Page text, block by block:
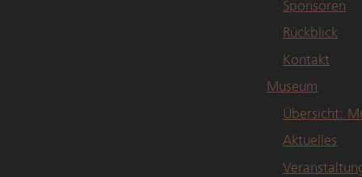
Sponsoren
Rückblick
Kontakt
Museum
Übersicht:
Aktuelles